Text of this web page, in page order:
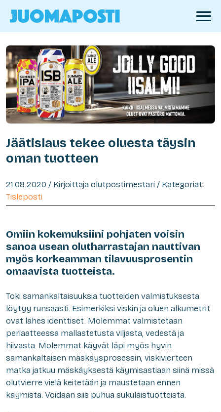
Jäätislaus tekee oluesta täysin
oman tuotteen
21.08.2020 / Kirjoittaja olutpostimestari / Kategoriat:
Tisleposti
Omiin kokemuksiini pohjaten voisin
sanoa usean olutharrastajan nauttivan
myös korkeamman tilavuusprosentin
omaavista tuotteista.
Toki samankaltaisuuksia tuotteiden valmistuksesta
löytyy runsaasti. Esimerkiksi viskin ja oluen alkumetrit
ovat lähes identtiset. Molemmat valmistetaan
periaatteessa mallastetusta viljasta, vedestä ja
hiivasta. Molemmat käyvät läpi myös hyvin
samankaltaisen mäskäysprosessin, viskivierteen
matka jatkuu mäskäyksestä käymisastiaan siinä missä
olutvierre vielä keitetään ja maustetaan ennen
käymistä. Voidaan siis puhua sukulaistuotteista.